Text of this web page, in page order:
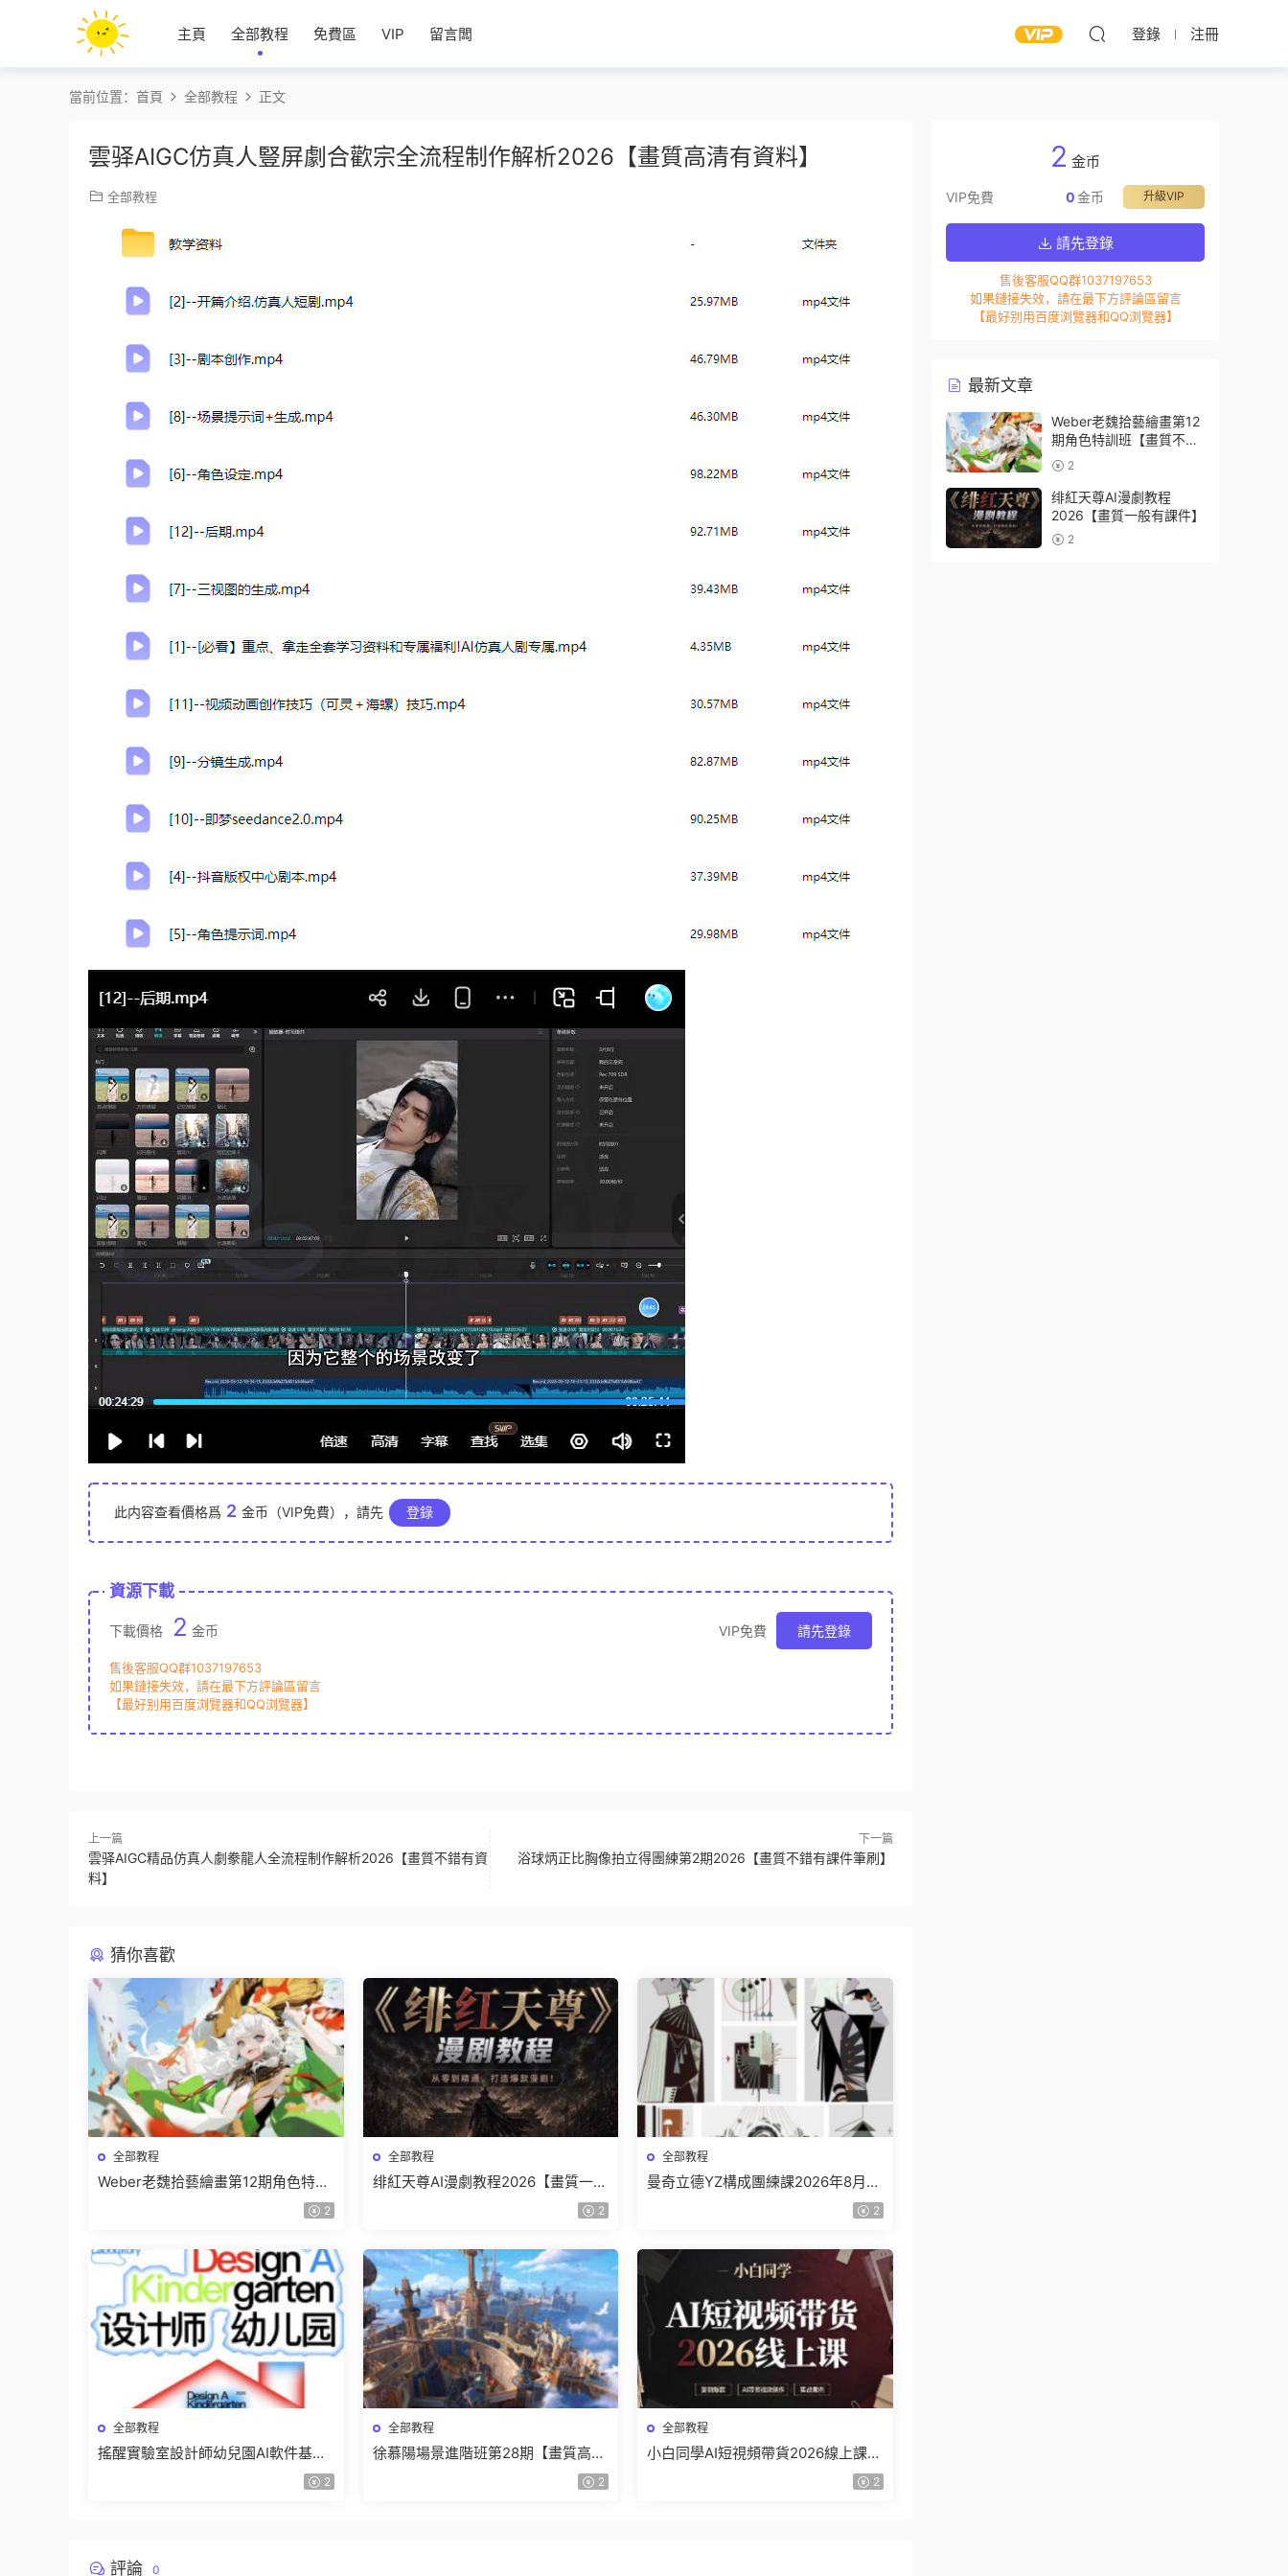
主頁 全部教程 免費區 VIP 留言闆 登錄 注冊
當前位置： 首頁 全部教程 正文
雲驿AIGC仿真人豎屏劇合歡宗全流程制作解析2026【畫質高清有資料】
全部教程
此内容查看價格爲 2 金币（VIP免費），請先 登錄
資源下載
下載價格 2 金币 VIP免費 請先登錄
售後客服QQ群1037197653
如果鏈接失效，請在最下方評論區留言
【最好别用百度浏覽器和QQ浏覽器】
上一篇
雲驿AIGC精品仿真人劇豢龍人全流程制作解析2026【畫質不錯有資
料】
下一篇
浴球炳正比胸像拍立得團練第2期2026【畫質不錯有課件筆刷】
猜你喜歡
全部教程
Weber老魏拾藝繪畫第12期角色特訓
2
全部教程
绯紅天尊AI漫劇教程2026【畫質一般
2
全部教程
曼奇立德YZ構成團練課2026年8月已
2
全部教程
搖醒實驗室設計師幼兒園AI軟件基礎
2
全部教程
徐慕陽場景進階班第28期【畫質高清
2
全部教程
小白同學AI短視頻帶貨2026線上課
2
評論 0
2 金币
VIP免費 升級VIP
0金币
請先登錄
售後客服QQ群1037197653
如果鏈接失效，請在最下方評論區留言
【最好别用百度浏覽器和QQ浏覽器】
最新文章
Weber老魏拾藝繪畫第12
期角色特訓班【畫質不錯
隻有視頻】
2
绯紅天尊AI漫劇教程
2026【畫質一般有課件】
2